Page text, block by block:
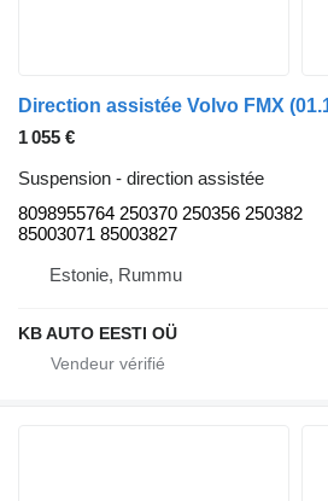
1 055 €
Suspension - direction assistée
8098955764 250370 250356 250382
85003071 85003827
Estonie, Rummu
KB AUTO EESTI OÜ